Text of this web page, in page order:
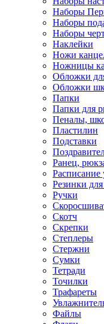
Наборы
Наборы
Наборы
Наклейки
Ножи
Ножницы
Обложки
Обложки
Папки
Папки для
Пеналы,
Пластилин
Подставки
Ранец,
Расписание
Резинки
Ручки
Скотч
Скрепки
Степлеры
Стержни
Сумки
Тетради
Точилки
Трафареты
Файлы